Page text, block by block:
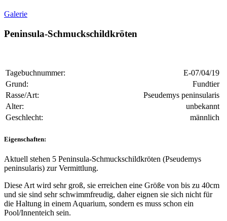
Galerie
Peninsula-Schmuckschildkröten
Tagebuchnummer:
E-07/04/19
Grund:
Fundtier
Rasse/Art:
Pseudemys peninsularis
Alter:
unbekannt
Geschlecht:
männlich
Eigenschaften:
Aktuell stehen 5 Peninsula-Schmuckschildkröten (Pseudemys
peninsularis) zur Vermittlung.
Diese Art wird sehr groß, sie erreichen eine Größe von bis zu 40cm
und sie sind sehr schwimmfreudig, daher eignen sie sich nicht für
die Haltung in einem Aquarium, sondern es muss schon ein
Pool/Innenteich sein.